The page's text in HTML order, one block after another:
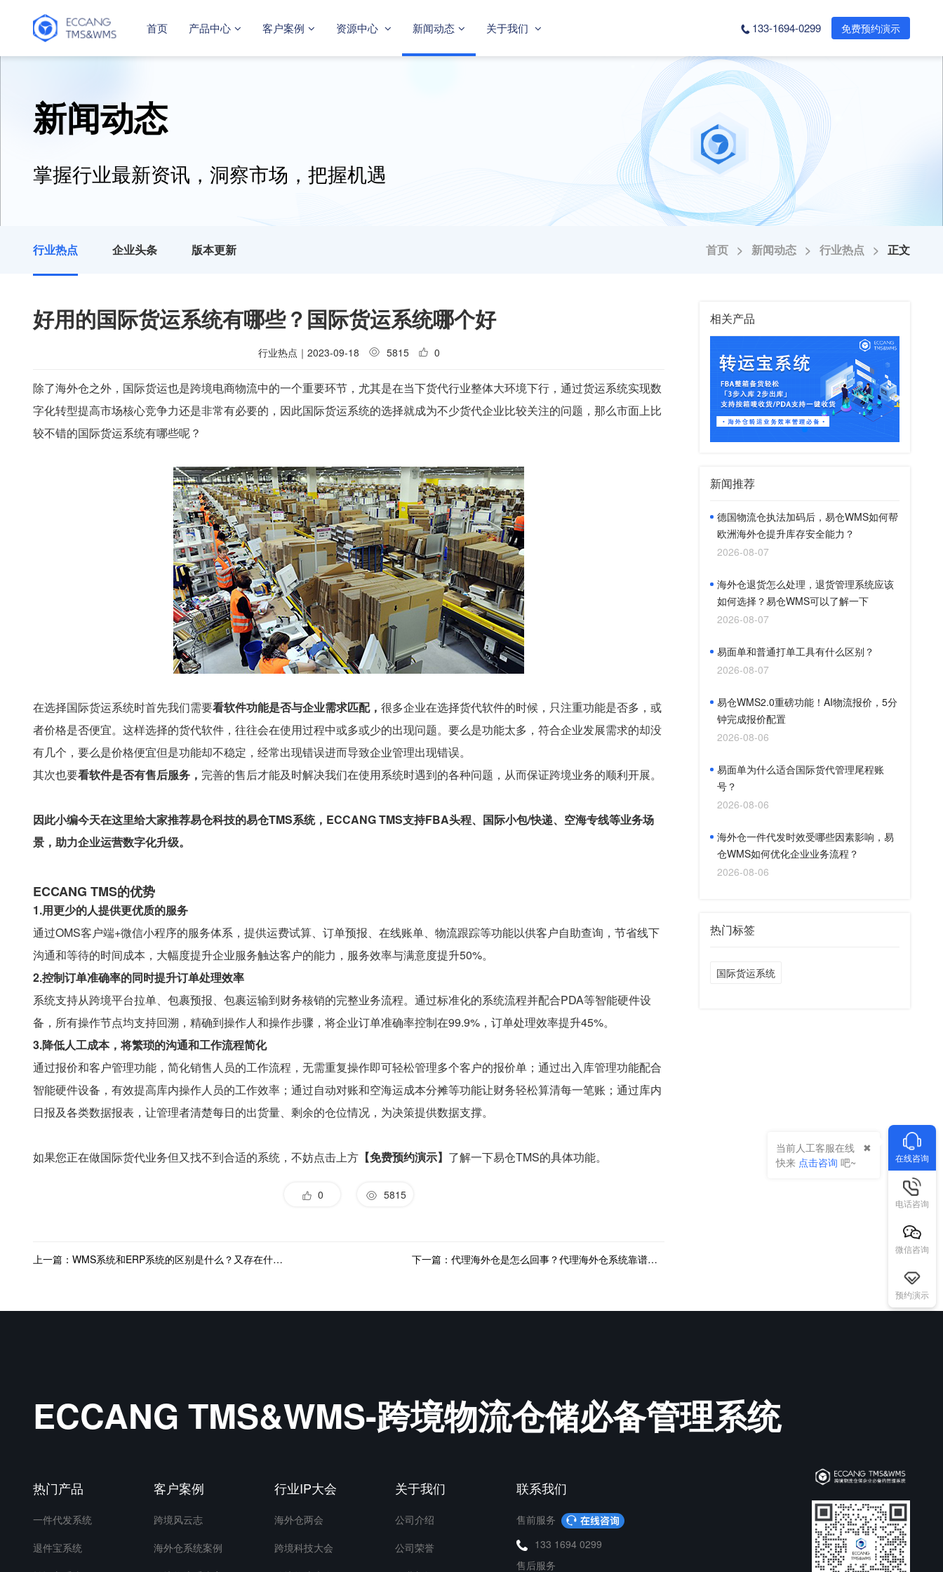
首页 产品中心 客户案例 资源中心 新闻动态 关于我们 133-1694-0299 免费预约演示
新闻动态
掌握行业最新资讯，洞察市场，把握机遇
行业热点 企业头条 版本更新 首页 > 新闻动态 > 行业热点 > 正文
好用的国际货运系统有哪些？国际货运系统哪个好
行业热点 ｜ 2023-09-18 5815 0
除了海外仓之外，国际货运也是跨境电商物流中的一个重要环节，尤其是在当下货代行业整体大环境下行，通过货运系统实现数
字化转型提高市场核心竞争力还是非常有必要的，因此国际货运系统的选择就成为不少货代企业比较关注的问题，那么市面上比
较不错的国际货运系统有哪些呢？
在选择国际货运系统时首先我们需要看软件功能是否与企业需求匹配， 很多企业在选择货代软件的时候，只注重功能是否多，或
者价格是否便宜。这样选择的货代软件，往往会在使用过程中或多或少的出现问题。要么是功能太多，符合企业发展需求的却没
有几个，要么是价格便宜但是功能却不稳定，经常出现错误进而导致企业管理出现错误。
其次也要看软件是否有售后服务， 完善的售后才能及时解决我们在使用系统时遇到的各种问题，从而保证跨境业务的顺利开展。
因此小编今天在这里给大家推荐易仓科技的易仓TMS系统，ECCANG TMS支持FBA头程、国际小包/快递、空海专线等业务场
景，助力企业运营数字化升级。
ECCANG TMS的优势
1.用更少的人提供更优质的服务
通过OMS客户端+微信小程序的服务体系，提供运费试算、订单预报、在线账单、物流跟踪等功能以供客户自助查询，节省线下
沟通和等待的时间成本，大幅度提升企业服务触达客户的能力，服务效率与满意度提升50%。
2.控制订单准确率的同时提升订单处理效率
系统支持从跨境平台拉单、包裹预报、包裹运输到财务核销的完整业务流程。通过标准化的系统流程并配合PDA等智能硬件设
备，所有操作节点均支持回溯，精确到操作人和操作步骤，将企业订单准确率控制在99.9%，订单处理效率提升45%。
3.降低人工成本，将繁琐的沟通和工作流程简化
通过报价和客户管理功能，简化销售人员的工作流程，无需重复操作即可轻松管理多个客户的报价单；通过出入库管理功能配合
智能硬件设备，有效提高库内操作人员的工作效率；通过自动对账和空海运成本分摊等功能让财务轻松算清每一笔账；通过库内
日报及各类数据报表，让管理者清楚每日的出货量、剩余的仓位情况，为决策提供数据支撑。
如果您正在做国际货代业务但又找不到合适的系统，不妨点击上方 【免费预约演示】 了解一下易仓TMS的具体功能。
0 5815
上一篇：WMS系统和ERP系统的区别是什么？又存在什么联系？ 下一篇：代理海外仓是怎么回事？代理海外仓系统靠谱吗？
相关产品
新闻推荐
德国物流仓执法加码后，易仓WMS如何帮
欧洲海外仓提升库存安全能力？
2026-08-07
海外仓退货怎么处理，退货管理系统应该
如何选择？易仓WMS可以了解一下
2026-08-07
易面单和普通打单工具有什么区别？
2026-08-07
易仓WMS2.0重磅功能！AI物流报价，5分
钟完成报价配置
2026-08-06
易面单为什么适合国际货代管理尾程账
号？
2026-08-06
海外仓一件代发时效受哪些因素影响，易
仓WMS如何优化企业业务流程？
2026-08-06
热门标签
国际货运系统
ECCANG TMS&WMS-跨境物流仓储必备管理系统
热门产品
一件代发系统
退件宝系统
客户案例
跨境风云志
海外仓系统案例
行业IP大会
海外仓两会
跨境科技大会
关于我们
公司介绍
公司荣誉
联系我们
售前服务
133 1694 0299
售后服务
在线咨询
当前人工客服在线
快来 点击咨询 吧~
电话咨询
微信咨询
预约演示